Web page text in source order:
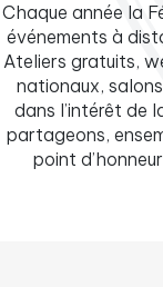
Chaque année la
événements à
Ateliers gratuits,
nationaux,
dans l’intérêt de
partageons,
point